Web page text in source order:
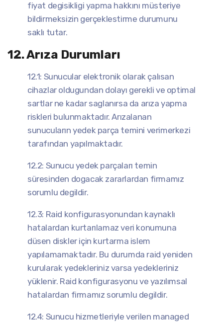
fiyat degisikligi yapma hakkını müsteriye
bildirmeksizin gerçeklestirme durumunu
saklı tutar.
12. Arıza Durumları
12.1: Sunucular elektronik olarak çalısan
cihazlar oldugundan dolayı gerekli ve optimal
sartlar ne kadar saglanırsa da arıza yapma
riskleri bulunmaktadır. Arızalanan
sunucuların yedek parça temini verimerkezi
tarafından yapılmaktadır.
12.2: Sunucu yedek parçaları temin
süresinden dogacak zararlardan firmamız
sorumlu degildir.
12.3: Raid konfigurasyonundan kaynaklı
hatalardan kurtarılamaz veri konumuna
düsen diskler için kurtarma islem
yapılamamaktadır. Bu durumda raid yeniden
kurularak yedekleriniz varsa yedekleriniz
yüklenir. Raid konfigurasyonu ve yazılımsal
hatalardan firmamız sorumlu degildir.
12.4: Sunucu hizmetleriyle verilen managed